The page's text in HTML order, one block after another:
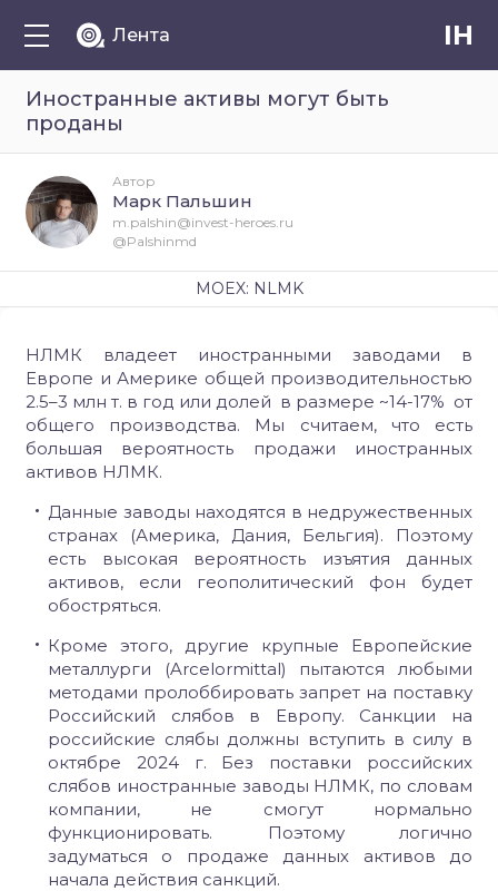
Лента IH
Иностранные активы могут быть
проданы
НЛМК владеет иностранными заводами в
Европе и Америке общей производительностью
2.5–3 млн т. в год или долей в размере ~14-17% от
общего производства. Мы считаем, что есть
большая вероятность продажи иностранных
активов НЛМК.
Данные заводы находятся в недружественных
странах (Америка, Дания, Бельгия). Поэтому
есть высокая вероятность изъятия данных
активов, если геополитический фон будет
обостряться.
Кроме этого, другие крупные Европейские
металлурги (Arcelormittal) пытаются любыми
методами пролоббировать запрет на поставку
Российский слябов в Европу. Санкции на
российские слябы должны вступить в силу в
октябре 2024 г. Без поставки российских
слябов иностранные заводы НЛМК, по словам
компании, не смогут нормально
функционировать. Поэтому логично
задуматься о продаже данных активов до
начала действия санкций.
Автор
Марк Пальшин
m.palshin@invest-heroes.ru
@Palshinmd
MOEX: NLMK